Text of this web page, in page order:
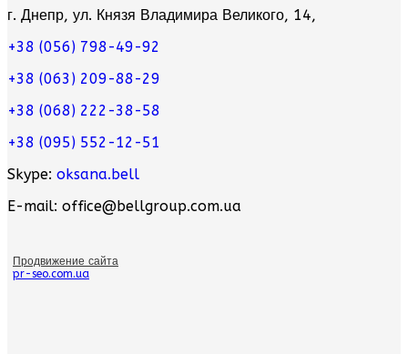
г. Днепр, ул. Князя Владимира Великого, 14,
+38 (056) 798-49-92
+38 (063) 209-88-29
+38 (068) 222-38-58
+38 (095) 552-12-51
Skype: oksana.bell
E-mail: office@bellgroup.com.ua
Продвижение сайта
pr-seo.com.ua